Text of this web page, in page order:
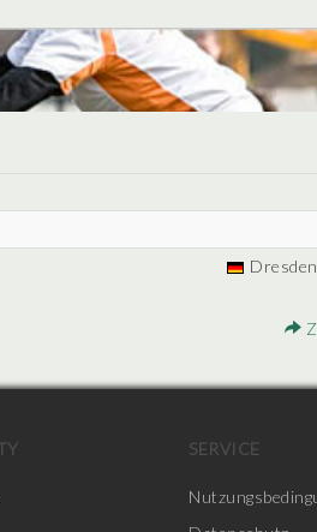
Dresden
SERVICE